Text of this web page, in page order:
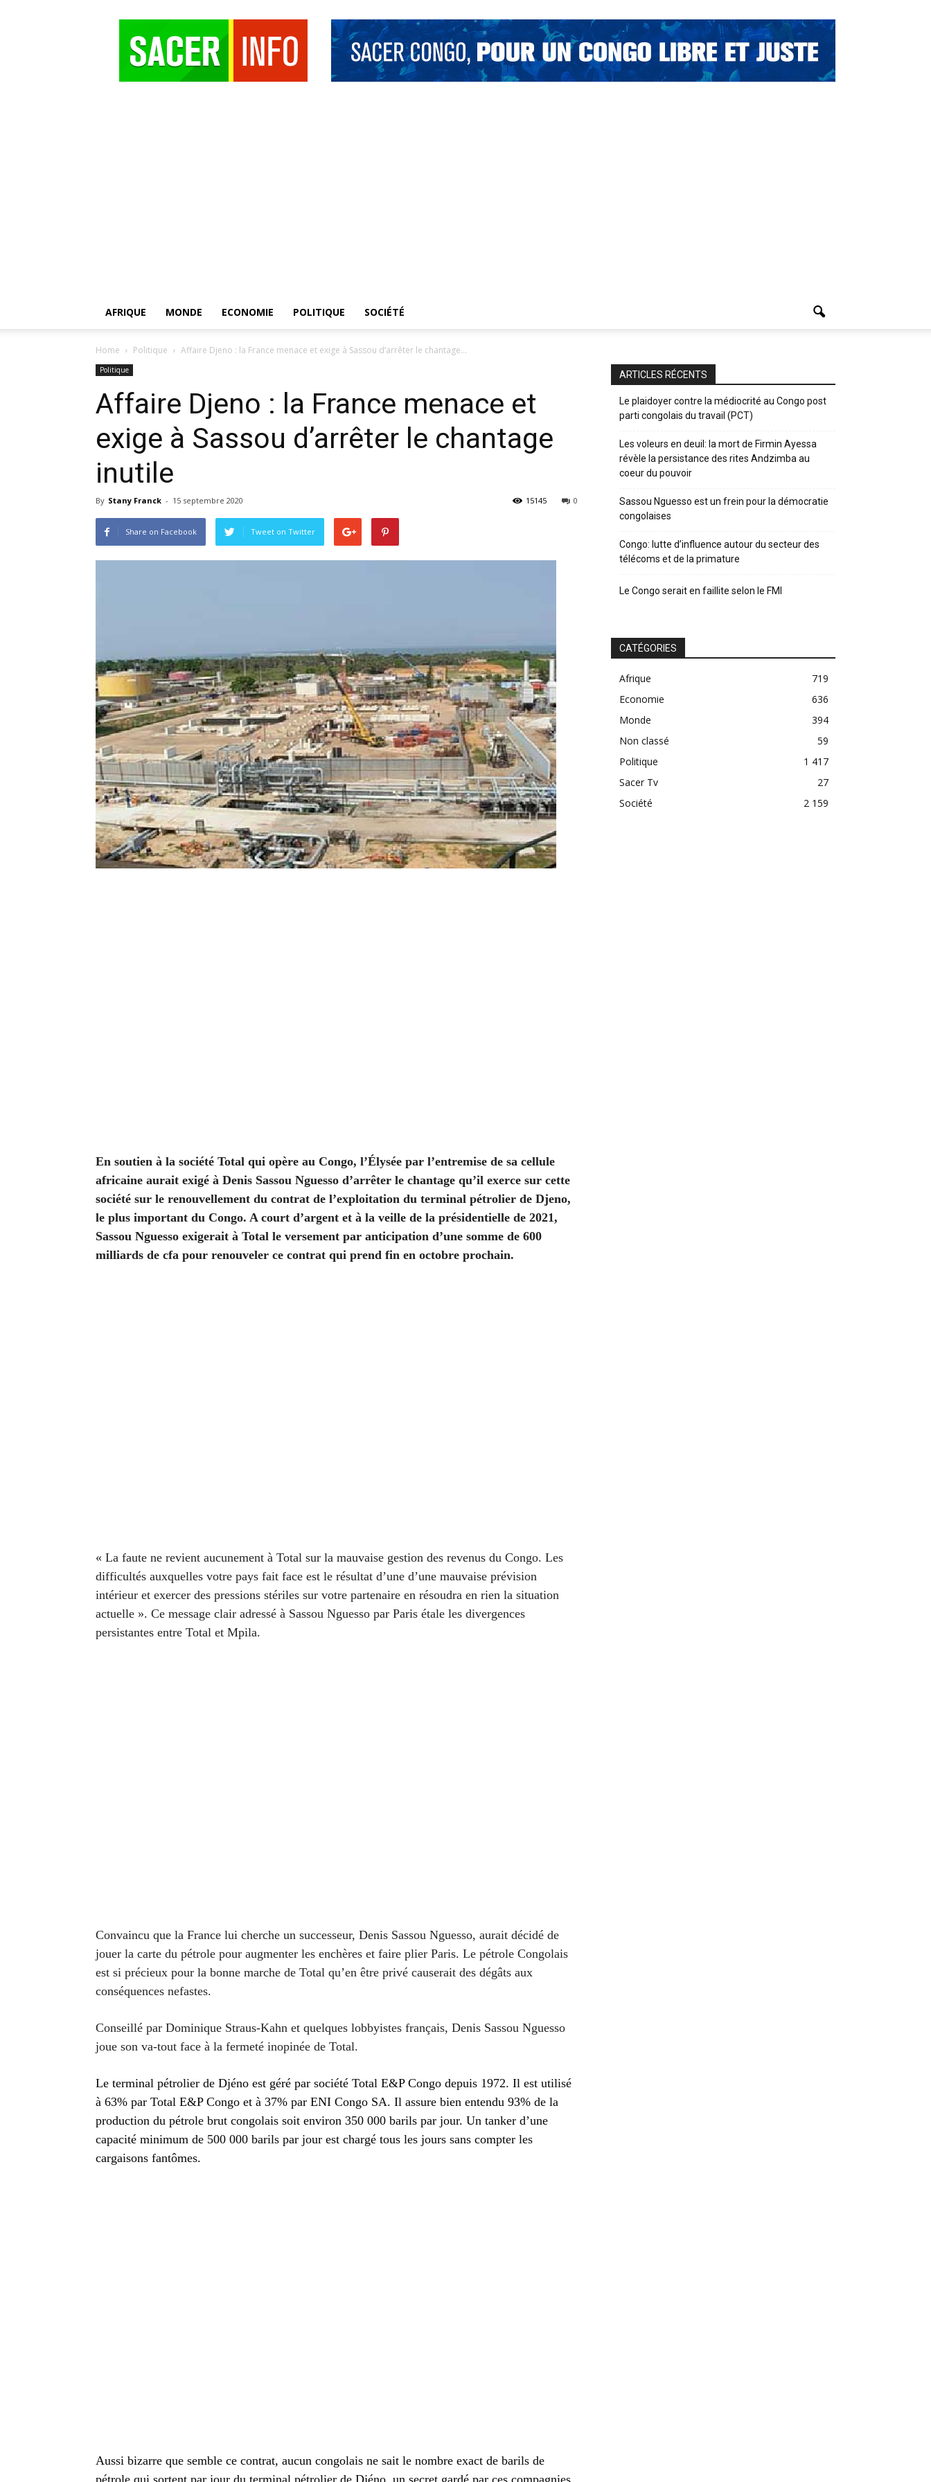
AFRIQUE MONDE ECONOMIE POLITIQUE SOCIÉTÉ
Home Politique Affaire Djeno : la France menace et exige à Sassou d’arrêter le chantage...
Politique
Affaire Djeno : la France menace et
exige à Sassou d’arrêter le chantage
inutile
By Stany Franck - 15 septembre 2020 0
15145
Share on Facebook Tweet on Twitter
En soutien à la société Total qui opère au Congo, l’Élysée par l’entremise de sa cellule
africaine aurait exigé à Denis Sassou Nguesso d’arrêter le chantage qu’il exerce sur cette
société sur le renouvellement du contrat de l’exploitation du terminal pétrolier de Djeno,
le plus important du Congo. A court d’argent et à la veille de la présidentielle de 2021,
Sassou Nguesso exigerait à Total le versement par anticipation d’une somme de 600
milliards de cfa pour renouveler ce contrat qui prend fin en octobre prochain.
« La faute ne revient aucunement à Total sur la mauvaise gestion des revenus du Congo. Les
difficultés auxquelles votre pays fait face est le résultat d’une d’une mauvaise prévision
intérieur et exercer des pressions stériles sur votre partenaire en résoudra en rien la situation
actuelle ». Ce message clair adressé à Sassou Nguesso par Paris étale les divergences
persistantes entre Total et Mpila.
Convaincu que la France lui cherche un successeur, Denis Sassou Nguesso, aurait décidé de
jouer la carte du pétrole pour augmenter les enchères et faire plier Paris. Le pétrole Congolais
est si précieux pour la bonne marche de Total qu’en être privé causerait des dégâts aux
conséquences nefastes.
Conseillé par Dominique Straus-Kahn et quelques lobbyistes français, Denis Sassou Nguesso
joue son va-tout face à la fermeté inopinée de Total.
Le terminal pétrolier de Djéno est géré par société Total E&P Congo depuis 1972. Il est utilisé
à 63% par Total E&P Congo et à 37% par ENI Congo SA. Il assure bien entendu 93% de la
production du pétrole brut congolais soit environ 350 000 barils par jour. Un tanker d’une
capacité minimum de 500 000 barils par jour est chargé tous les jours sans compter les
cargaisons fantômes.
Aussi bizarre que semble ce contrat, aucun congolais ne sait le nombre exact de barils de
pétrole qui sortent par jour du terminal pétrolier de Djéno, un secret gardé par ces compagnies
ARTICLES RÉCENTS
Le plaidoyer contre la médiocrité au Congo post
parti congolais du travail (PCT)
Les voleurs en deuil: la mort de Firmin Ayessa
révèle la persistance des rites Andzimba au
coeur du pouvoir
Sassou Nguesso est un frein pour la démocratie
congolaises
Congo: lutte d’influence autour du secteur des
télécoms et de la primature
Le Congo serait en faillite selon le FMI
CATÉGORIES
Afrique
719
Economie
636
Monde
394
Non classé
59
Politique
1 417
Sacer Tv
27
Société
2 159